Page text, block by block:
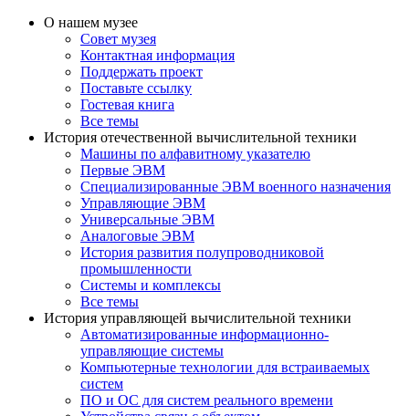
О нашем музее
Совет музея
Контактная информация
Поддержать проект
Поставьте ссылку
Гостевая книга
Все темы
История отечественной вычислительной техники
Машины по алфавитному указателю
Первые ЭВМ
Специализированные ЭВМ военного назначения
Управляющие ЭВМ
Универсальные ЭВМ
Аналоговые ЭВМ
История развития полупроводниковой
промышленности
Системы и комплексы
Все темы
История управляющей вычислительной техники
Автоматизированные информационно-
управляющие системы
Компьютерные технологии для встраиваемых
систем
ПО и ОС для систем реального времени